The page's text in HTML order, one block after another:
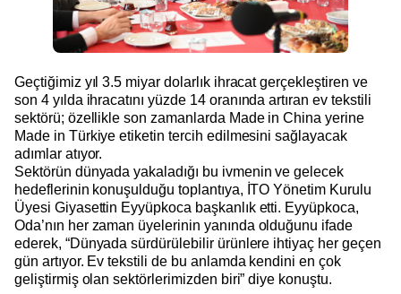
Geçtiğimiz yıl 3.5 miyar dolarlık ihracat gerçekleştiren ve
son 4 yılda ihracatını yüzde 14 oranında artıran ev tekstili
sektörü; özellikle son zamanlarda Made in China yerine
Made in Türkiye etiketin tercih edilmesini sağlayacak
adımlar atıyor.
Sektörün dünyada yakaladığı bu ivmenin ve gelecek
hedeflerinin konuşulduğu toplantıya, İTO Yönetim Kurulu
Üyesi Giyasettin Eyyüpkoca başkanlık etti. Eyyüpkoca,
Oda’nın her zaman üyelerinin yanında olduğunu ifade
ederek, “Dünyada sürdürülebilir ürünlere ihtiyaç her geçen
gün artıyor. Ev tekstili de bu anlamda kendini en çok
geliştirmiş olan sektörlerimizden biri” diye konuştu.